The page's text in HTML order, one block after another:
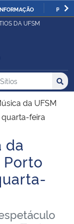
DA UFSM
nos Sítios
da UFSM
feira
da
Porto